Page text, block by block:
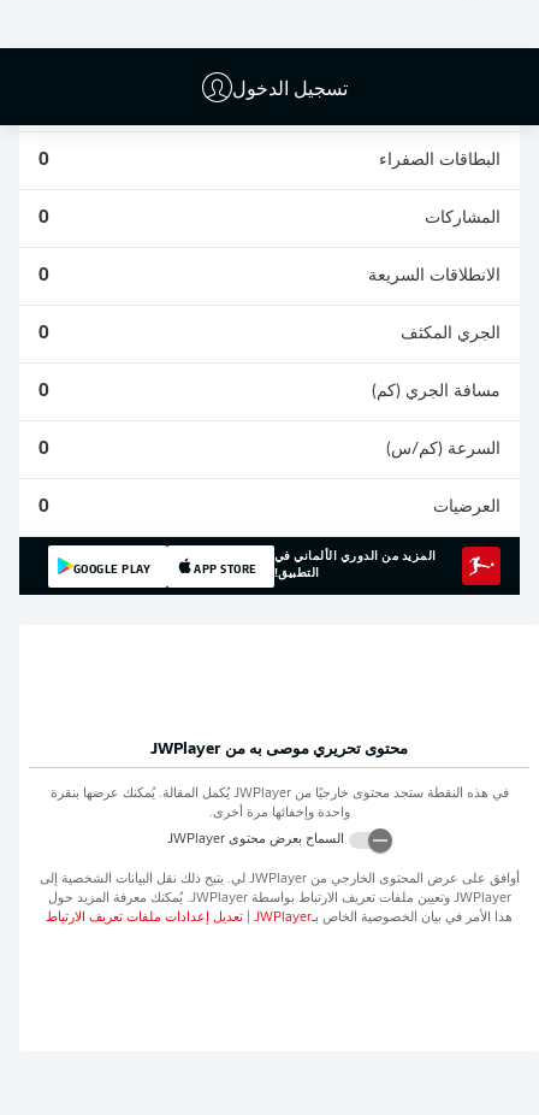
تسجيل الدخول
البطاقات الصفراء 0
المشاركات 0
الانطلاقات السريعة 0
الجري المكثف 0
مسافة الجري (كم) 0
السرعة (كم/س) 0
العرضيات 0
المزيد من الدوري الألماني في
التطبيق!
APP STORE
GOOGLE PLAY
محتوى تحريري موصى به من JWPlayer
في هذه النقطة ستجد محتوى خارجيًا منJWPlayer يُكمل المقالة. يُمكنك عرضها بنقرة
واحدة وإخفائها مرة أخرى.
السماح بعرض محتوىJWPlayer
أوافق على عرض المحتوى الخارجي منJWPlayer لي. يتيح ذلك نقل البيانات الشخصية إلى
JWPlayer وتعيين ملفات تعريف الارتباط بواسطةJWPlayer. يُمكنك معرفة المزيد حول
هذا الأمر في بيان الخصوصية الخاص بـJWPlayer تعديل إعدادات ملفات تعريف الارتباط